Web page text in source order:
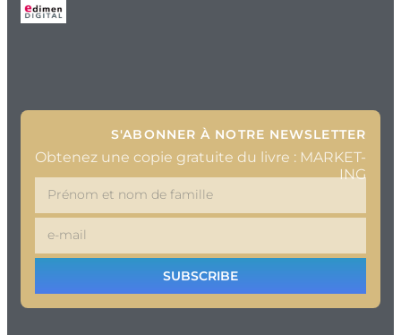
S'ABONNER À NOTRE NEWSLETTER
Obtenez une copie gratuite du livre : MARKET-
ING
SUBSCRIBE